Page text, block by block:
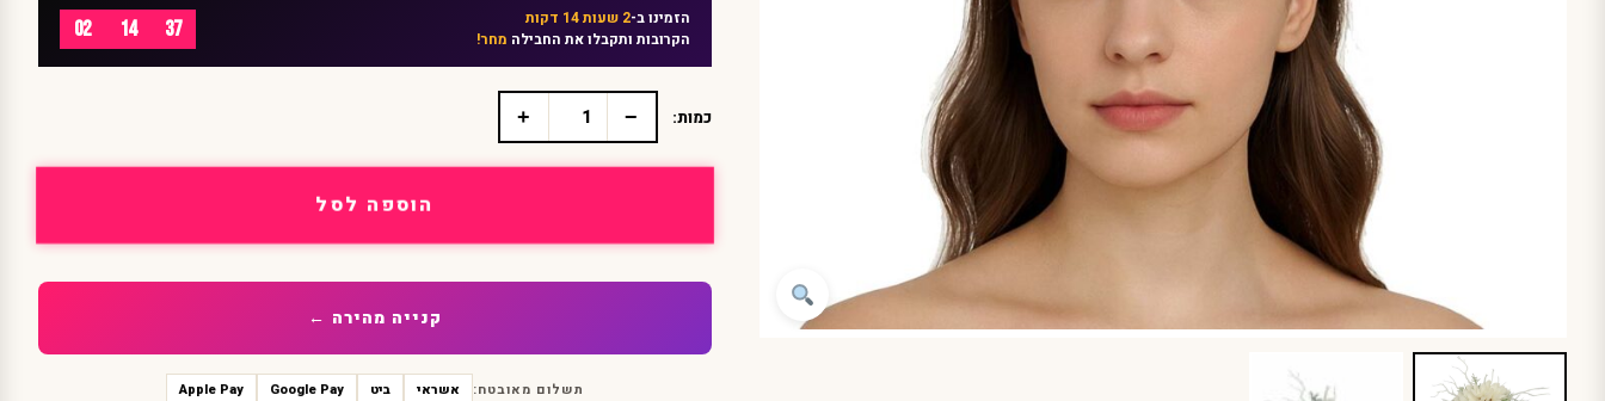
הזמינו ב-2 שעות 14 דקות
הקרובות ותקבלו את החבילה מחר! 02 14 37
כמות
קשת
עם
כמות: −
+
הוספה לסל
קנייה מהירה ←
תשלום מאובטח: אשראי ביט Google Pay
Apple Pay